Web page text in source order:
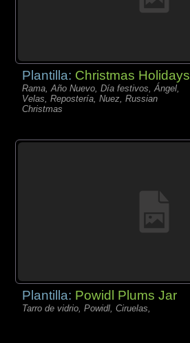
Plantilla: Christmas Holidays
Rama, Año Nuevo, Día festivos, Ángel,
Velas, Repostería, Nuez, Russian
Christmas
Plantilla: Powidl Plums Jar
Tarro de vidrio, Powidl, Ciruelas,